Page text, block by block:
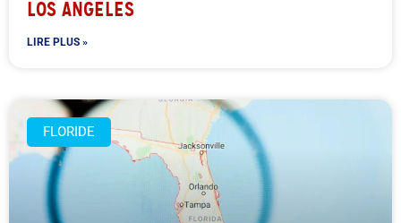
LOS ANGELES
LIRE PLUS »
FLORIDE